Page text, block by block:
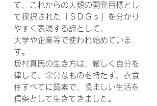
て、これからの人類の開発目標とし
て採択された「ＳＤＧｓ」を分かり
やすく表現する詩として、
大学や企業等で使われ始めていま
す。
坂村真民の生き方は、厳しく自分を
律して、余分なものを持たず、衣食
住すべてに質素で、慎ましい生活を
信条として生きてきました。